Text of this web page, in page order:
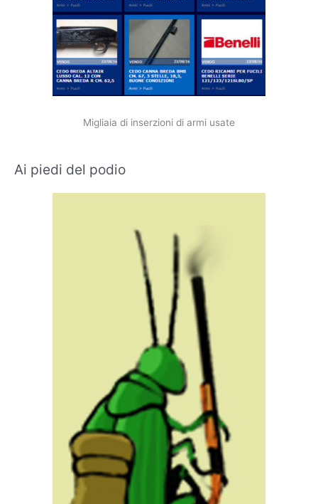
Migliaia di inserzioni di armi usate
Ai piedi del podio